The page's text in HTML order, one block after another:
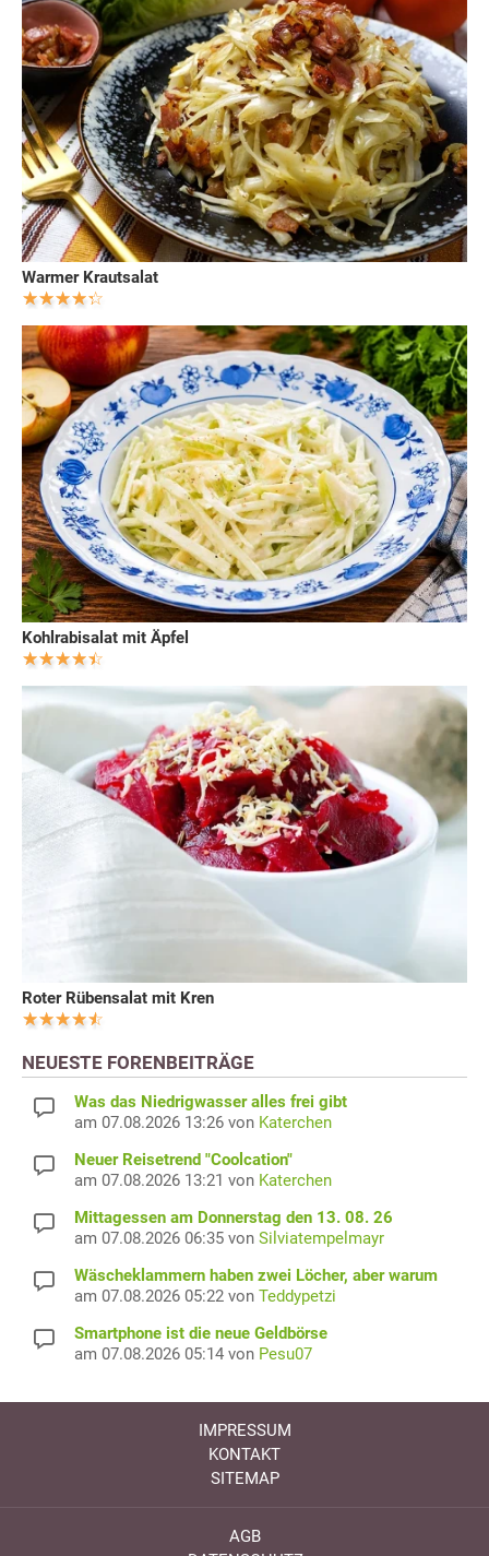
Warmer Krautsalat
Kohlrabisalat mit Äpfel
Roter Rübensalat mit Kren
NEUESTE FORENBEITRÄGE
Was das Niedrigwasser alles frei gibt
am 07.08.2026 13:26 von Katerchen
Neuer Reisetrend "Coolcation"
am 07.08.2026 13:21 von Katerchen
Mittagessen am Donnerstag den 13. 08. 26
am 07.08.2026 06:35 von Silviatempelmayr
Wäscheklammern haben zwei Löcher, aber warum
am 07.08.2026 05:22 von Teddypetzi
Smartphone ist die neue Geldbörse
am 07.08.2026 05:14 von Pesu07
IMPRESSUM
KONTAKT
SITEMAP
AGB